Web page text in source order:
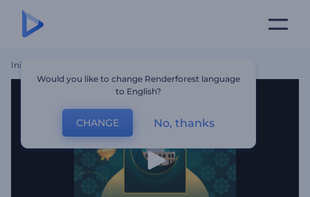
Inicio
Would you like to change Renderforest language
to English?
CHANGE No, thanks